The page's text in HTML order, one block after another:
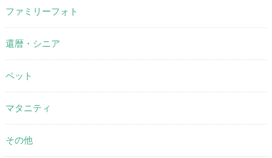
ファミリーフォト
還暦・シニア
ペット
マタニティ
その他